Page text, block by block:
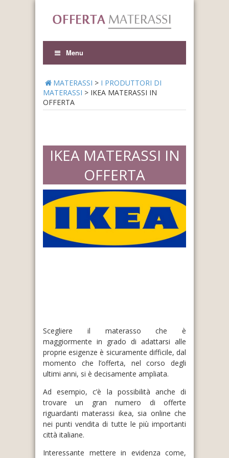
Menu
MATERASSI > I PRODUTTORI DI
MATERASSI > IKEA MATERASSI IN
OFFERTA
IKEA MATERASSI IN
OFFERTA
Scegliere il materasso che è
maggiormente in grado di adattarsi alle
proprie esigenze è sicuramente difficile, dal
momento che l’offerta, nel corso degli
ultimi anni, si è decisamente ampliata.
Ad esempio, c’è la possibilità anche di
trovare un gran numero di offerte
riguardanti materassi ikea, sia online che
nei punti vendita di tutte le più importanti
città italiane.
Interessante mettere in evidenza come,